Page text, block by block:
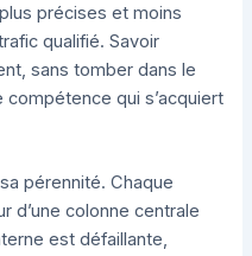
précises et moins
qualifié. Savoir
sans tomber dans le
qui s’acquiert
pérennité. Chaque
d’une colonne centrale
est défaillante,